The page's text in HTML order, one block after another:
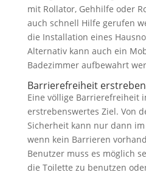
mit Rollator, Gehhilfe oder
auch schnell Hilfe gerufen
die Installation eines
Alternativ kann auch ein
Badezimmer aufbewahrt
Barrierefreiheit
Eine völlige Barrierefreiheit
erstrebenswertes Ziel. Von
Sicherheit kann nur dann
wenn kein Barrieren
Benutzer muss es möglich
die Toilette zu benutzen